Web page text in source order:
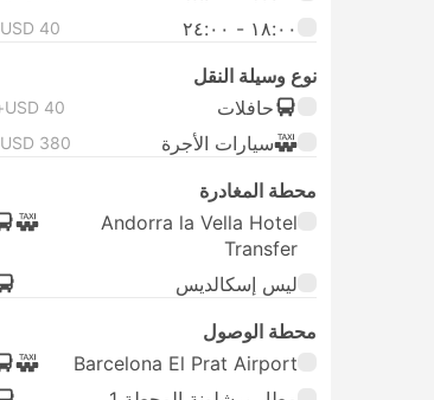
١٨:٠٠ ‏-‏ ٢٤:٠٠ USD 40+
نوع وسيلة النقل
حافلات
USD 40+
سيارات الأجرة USD 380+
محطة المغادرة
Andorra la Vella Hotel
Transfer
ليس إسكالديس
محطة الوصول
Barcelona El Prat Airport